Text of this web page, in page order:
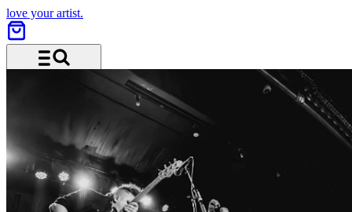
love your artist.